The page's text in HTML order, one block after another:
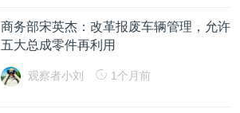
商务部宋英杰：改革报废车辆管理，允许
五大总成零件再利用
观察者小刘 1个月前